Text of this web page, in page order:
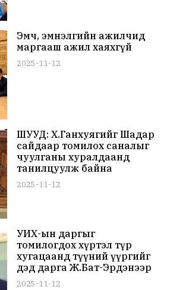
Эмч, эмнэлгийн ажилчид
маргааш ажил хаяхгүй
2025-11-12
ШУУД: Х.Ганхуягийг Шадар
сайдаар томилох саналыг
чуулганы хуралдаанд
танилцуулж байна
2025-11-12
УИХ-ын даргыг
томилогдох хүртэл түр
хугацаанд түүний үүргийг
дэд дарга Ж.Бат-Эрдэнээр
гүйцэтгүүлнэ
2025-11-12